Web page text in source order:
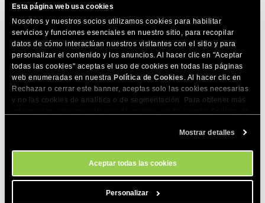
Esta página web usa cookies
Nosotros y nuestros socios utilizamos cookies para habilitar
servicios y funciones esenciales en nuestro sitio, para recopilar
datos de cómo interactúan nuestros visitantes con el sitio y para
personalizar el contenido y los anuncios. Al hacer clic en "Aceptar
todas las cookies" aceptas el uso de cookies en todas las páginas
web enumeradas en nuestra Política de Cookies . Al hacer clic en
Rechazar o cerrar este banner, aceptas solo las cookies necesarias
y no las cookies de analítica o de segmentación. Para obtener más
momento a través de la herramienta Configuración de Cookies de
Mostrar detalles
Aceptar todas las cookies
Personalizar
registros DNS de su nombre de dominio tendrán que
actualizarse para que coincidan con la nueva IP de su
cuenta. Los cambios de DNS requieren hasta 72 horas para
tener efecto en todo el mundo, aunque esto suele ocurrir en
cuestión de horas. Sin embargo, tu dominio se resolverá a la
antigua IP de su cuenta de hosting en cualquier lugar donde
los cambios aún no hayan entrado en vigor, y es posible que
COMPARTE ESTE ARTÍCULO